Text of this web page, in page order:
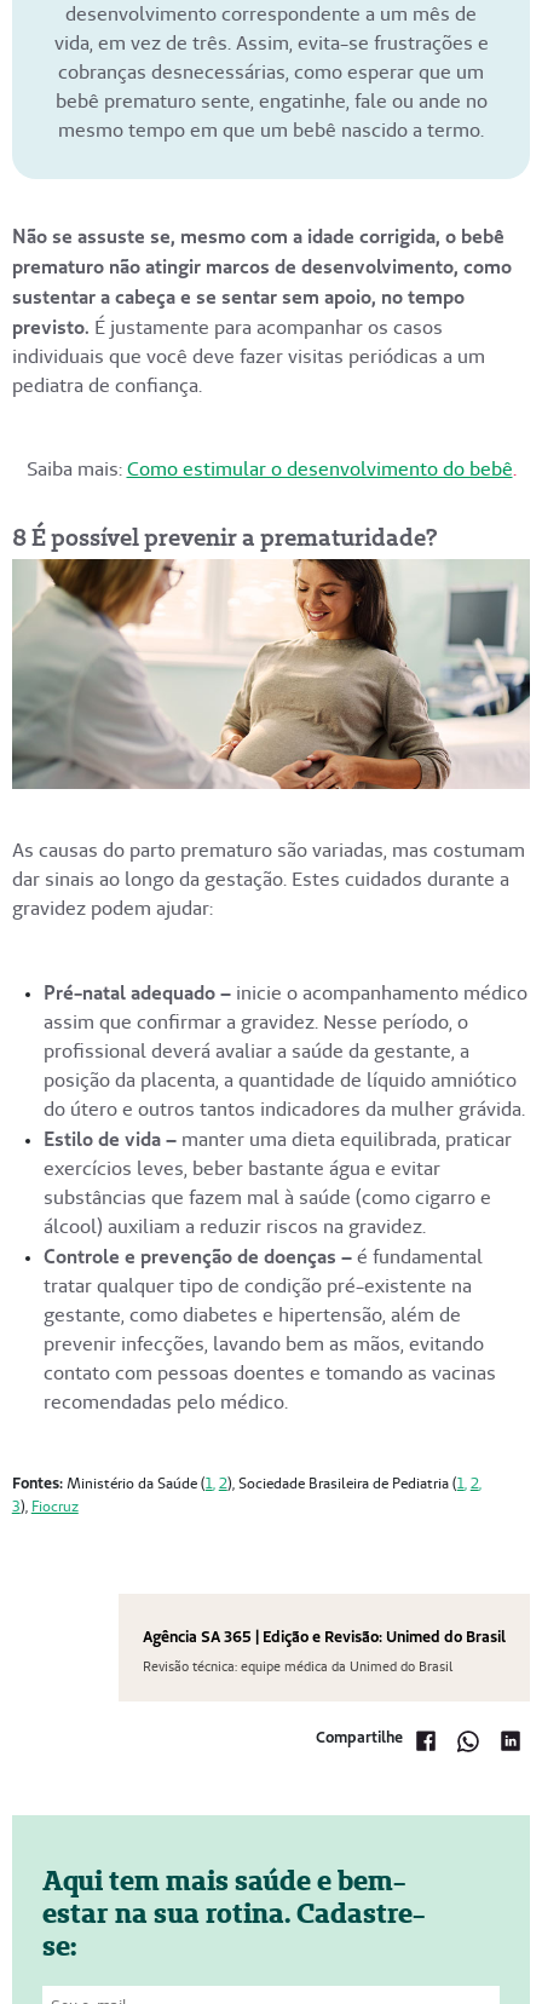
desenvolvimento correspondente a um mês de
vida, em vez de três. Assim, evita-se frustrações e
cobranças desnecessárias, como esperar que um
bebê prematuro sente, engatinhe, fale ou ande no
mesmo tempo em que um bebê nascido a termo.
Não se assuste se, mesmo com a idade corrigida, o bebê
prematuro não atingir marcos de desenvolvimento, como
sustentar a cabeça e se sentar sem apoio, no tempo
previsto. É justamente para acompanhar os casos
individuais que você deve fazer visitas periódicas a um
pediatra de confiança.
Saiba mais:Como estimular o desenvolvimento do bebê.
8 É possível prevenir a prematuridade?
As causas do parto prematuro são variadas, mas costumam
dar sinais ao longo da gestação. Estes cuidados durante a
gravidez podem ajudar:
Pré-natal adequado –inicie o acompanhamento médico
assim que confirmar a gravidez. Nesse período, o
profissional deverá avaliar a saúde da gestante, a
posição da placenta, a quantidade de líquido amniótico
do útero e outros tantos indicadores da mulher grávida.
Estilo de vida –manter uma dieta equilibrada, praticar
exercícios leves, beber bastante água e evitar
substâncias que fazem mal à saúde (como cigarro e
álcool) auxiliam a reduzir riscos na gravidez.
Controle e prevenção de doenças –é fundamental
tratar qualquer tipo de condição pré-existente na
gestante, como diabetes e hipertensão, além de
prevenir infecções, lavando bem as mãos, evitando
contato com pessoas doentes e tomando as vacinas
recomendadas pelo médico.
Fontes: Ministério da Saúde (1 2), Sociedade Brasileira de Pediatria (1 2,
3), Fiocruz
Agência SA 365 | Edição e Revisão: Unimed do Brasil
Revisão técnica: equipe médica da Unimed do Brasil
Compartilhe
Aqui tem mais saúde e bem-
estar na sua rotina. Cadastre-
se: